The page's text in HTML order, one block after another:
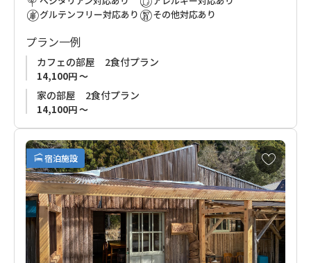
お風呂は歩いて約5分の「さつき温泉」をご利用ください。チェ
ックインの際に無料入浴利用券をお渡しします。
オーナーはヨガや音楽、癒しに精通しており、熊野の地の力を
感じるエネルギーの持ち主です。
素材や無添加にこだわった手作りの食事は評判で、肉や魚を使
わない意識の高いビーガン料理もリクエスト可能です。
なる存在です。
本宮から那智山へとつながる熊野古道は小雲取越ルートと大雲
取越ルートで構成されており、小口はちょうどその中間地点に
位置し、熊野古道を歩きの重要なポイントです。
熊野古道歩きはもちろん、熊野川川舟下り乗り場にも近く、周
辺観光にもご利用いただけます。
グルテンフリー対応あり
その他対応あり
プラン一例
カフェの部屋 2食付プラン
14,100円 ～
家の部屋 2食付プラン
14,100円 ～
宿泊施設
お
気
に
入
り
に
追
加